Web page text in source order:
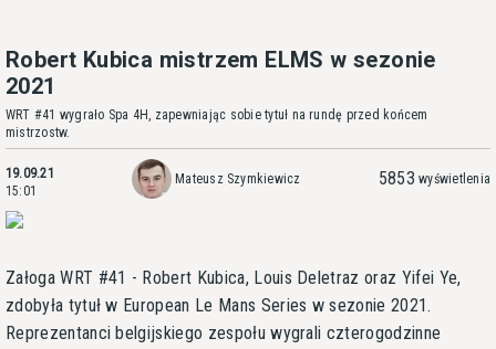
Robert Kubica mistrzem ELMS w sezonie
2021
WRT #41 wygrało Spa 4H, zapewniając sobie tytuł na rundę przed końcem
mistrzostw.
19.09.21
15:01
Mateusz Szymkiewicz 5853 wyświetlenia
Załoga WRT #41 - Robert Kubica, Louis Deletraz oraz Yifei Ye,
zdobyła tytuł w European Le Mans Series w sezonie 2021.
Reprezentanci belgijskiego zespołu wygrali czterogodzinne